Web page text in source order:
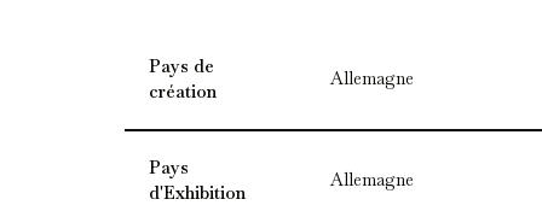
Pays de
création
Allemagne
Pays
d'Exhibition
Allemagne